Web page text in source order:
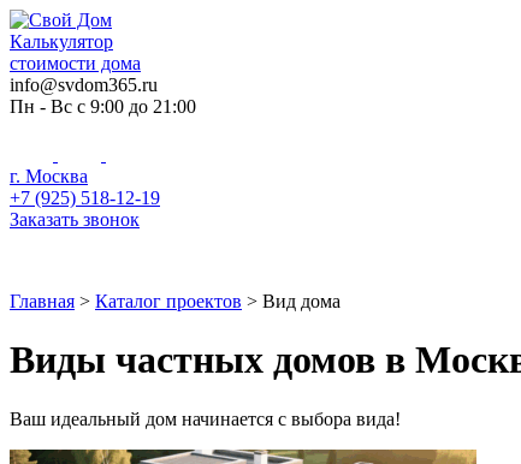
Skip
to
content
Калькулятор
стоимости дома
info@svdom365.ru
Пн - Вс с 9:00 до 21:00
г. Москва
+7 (925) 518-12-19
Заказать звонок
Главная > Каталог проектов > Вид дома
Виды частных домов в
Ваш идеальный дом начинается с выбора вида!